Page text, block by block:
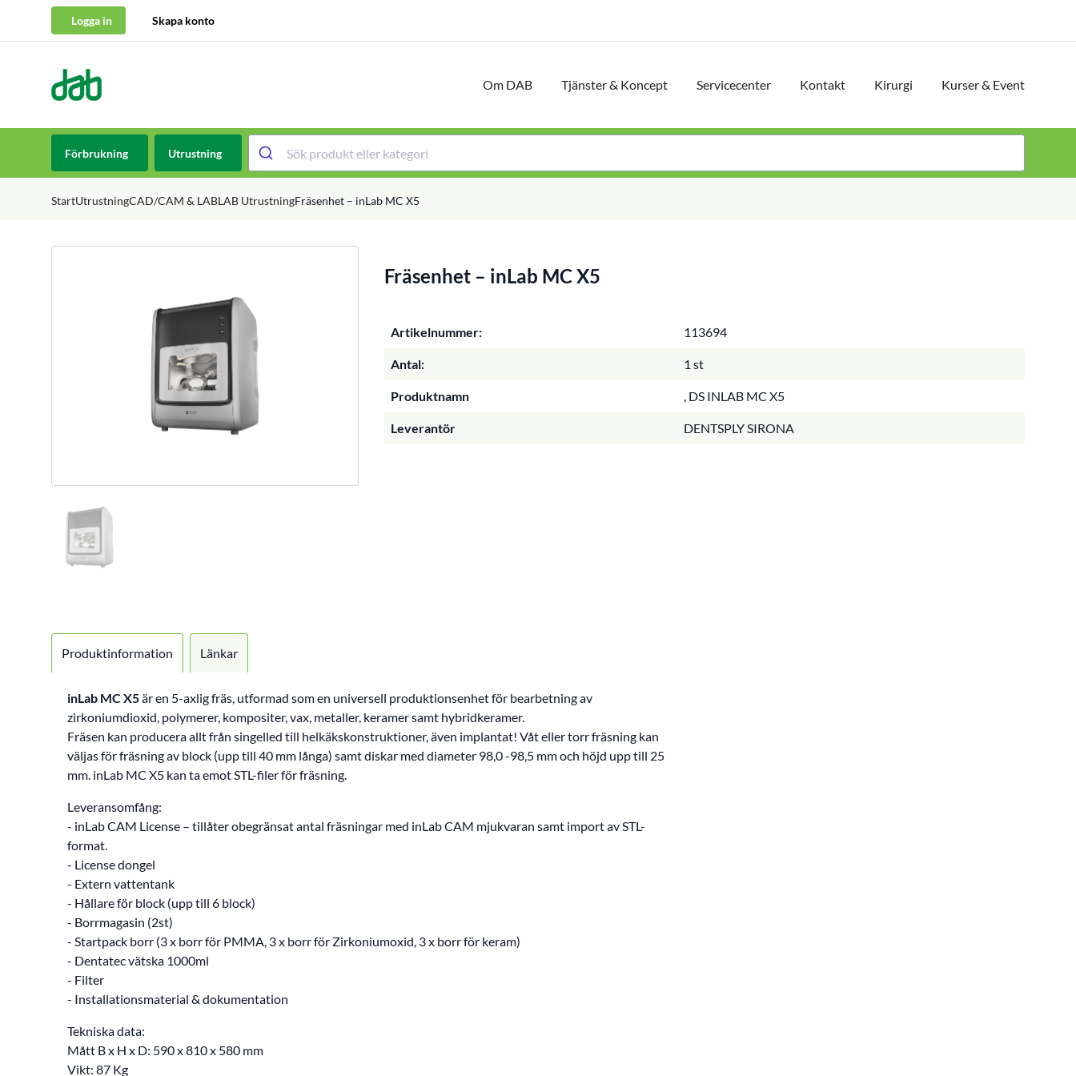
Logga in Skapa konto
DAB Dental Om DAB Tjänster & Koncept Servicecenter Kontakt Kirurgi Kurser & Event
Förbrukning Utrustning
StartUtrustningCAD/CAM & LABLAB UtrustningFräsenhet – inLab MC X5
Fräsenhet – inLab MC X5
Artikelnummer: 113694
Antal: 1 st
Produktnamn , DS INLAB MC X5
Leverantör DENTSPLY SIRONA
Produktinformation
inLab MC X5är en 5-axlig fräs, utformad som en universell produktionsenhet för bearbetning av
zirkoniumdioxid, polymerer, kompositer, vax, metaller, keramer samt hybridkeramer.
Fräsen kan producera allt från singelled till helkäkskonstruktioner, även implantat! Våt eller torr fräsning kan
väljas för fräsning av block (upp till 40 mm långa) samt diskar med diameter 98,0 -98,5 mm och höjd upp till 25
mm. inLab MC X5 kan ta emot STL-filer för fräsning.
Leveransomfång:
- inLab CAM License – tillåter obegränsat antal fräsningar med inLab CAM mjukvaran samt import av STL-
format.
- License dongel
- Extern vattentank
- Hållare för block (upp till 6 block)
- Borrmagasin (2st)
- Startpack borr (3 x borr för PMMA, 3 x borr för Zirkoniumoxid, 3 x borr för keram)
- Dentatec vätska 1000ml
- Filter
- Installationsmaterial & dokumentation
Tekniska data:
Mått B x H x D: 590 x 810 x 580 mm
Vikt: 87 Kg
Länkar